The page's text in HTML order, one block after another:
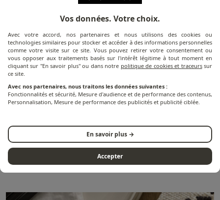
Plats-Recettes-Viandes
grelots rouges et ails brûlés
Couper les cailles et les ouvrir en deux sur le dos.
Lire l'article
Vos données. Votre choix.
Avec votre accord, nos partenaires et nous utilisons des cookies ou
technologies similaires pour stocker et accéder à des informations personnelles
comme votre visite sur ce site. Vous pouvez retirer votre consentement ou
vous opposer aux traitements basés sur l'intérêt légitime à tout moment en
cliquant sur "En savoir plus" ou dans notre politique de cookies et traceurssur
ce site.
Avec nos partenaires, nous traitons les données suivantes :
Fonctionnalités et sécurité, Mesure d'audience et de performance des contenus,
Personnalisation, Mesure de performance des publicités et publicité ciblée.
En savoir plus →
Accepter